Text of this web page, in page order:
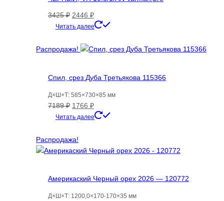
3425₽ Первоначальная
цена
3425 ₽.
2446 ₽Текущая
цена:
Читать далее
Распродажа!
Спил, срез Дуба Третьякова 115366
Д×Ш×Т: 585×730×85 мм
7189₽ Первоначальная
цена
7189 ₽.
1766 ₽Текущая
цена:
Читать далее
Распродажа!
Америкаский Черный орех 2026 — 120772
Д×Ш×Т: 1200,0×170-170×35 мм